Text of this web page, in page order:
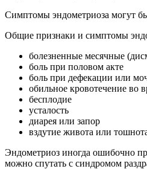
Симптомы эндометриоза могут
Общие признаки и симптомы
болезненные месячные
боль при половом акте
боль при дефекации или
обильное кровотечение во
бесплодие
усталость
диарея или запор
вздутие живота или
Эндометриоз иногда ошибочно
можно спутать с синдромом